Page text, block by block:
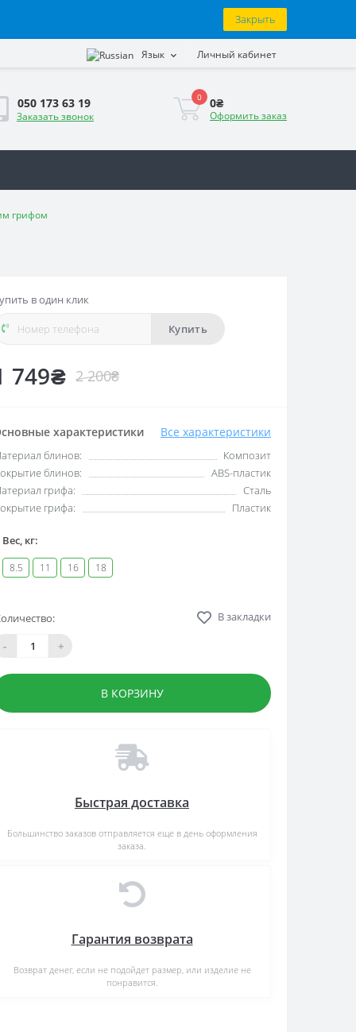
Закрыть
Язык Личный кабинет
050 173 63 19
Заказать звонок
0 0₴
Оформить заказ
грифом
749₴ 2 200₴
в один клик
Купить
характеристики Все характеристики
блинов:
Композит
блинов:
ABS-пластик
грифа:
Сталь
грифа:
Пластик
Вес, кг:
8.5 11 16 18
-
+
В закладки
В КОРЗИНУ
Быстрая доставка
Большинство заказов отправляется еще в день оформления
заказа.
Гарантия возврата
Возврат денег, если не подойдет размер, или изделие не
понравится.